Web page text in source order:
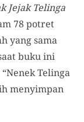
Jejak Telinga
78 potret
yang sama
buku ini
Telinga
menyimpan